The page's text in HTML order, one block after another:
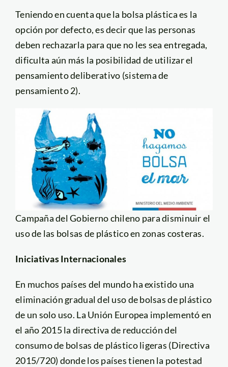
Teniendo en cuenta que la bolsa plástica es la
opción por defecto, es decir que las personas
deben rechazarla para que no les sea entregada,
dificulta aún más la posibilidad de utilizar el
pensamiento deliberativo (sistema de
pensamiento 2).
Campaña del Gobierno chileno para disminuir el
uso de las bolsas de plástico en zonas costeras.
Iniciativas Internacionales
En muchos países del mundo ha existido una
eliminación gradual del uso de bolsas de plástico
de un solo uso. La Unión Europea implementó en
el año 2015 la directiva de reducción del
consumo de bolsas de plástico ligeras (Directiva
2015/720) donde los países tienen la potestad